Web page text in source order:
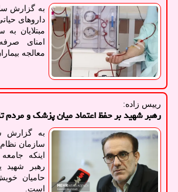
به گزارش
داروهای
مبتلایان
امنای
معالجه
رییس زاده:
رهبر شهید بر حفظ اعتماد میان پزشک و مردم
به گزارش
سازمان
اینکه
رهبر شهید
حامیان
است.